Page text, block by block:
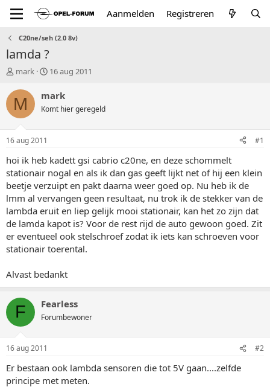
Aanmelden Registreren
C20ne/seh (2.0 8v)
lamda ?
T
p
i
a
r
e
r
mark
S
a
t
u
16 aug 2011
M mark
Komt hier geregeld
16 aug 2011 #1
hoi ik heb kadett gsi cabrio c20ne, en deze schommelt
stationair nogal en als ik dan gas geeft lijkt net of hij een klein
beetje verzuipt en pakt daarna weer goed op. Nu heb ik de
lmm al vervangen geen resultaat, nu trok ik de stekker van de
lambda eruit en liep gelijk mooi stationair, kan het zo zijn dat
de lamda kapot is? Voor de rest rijd de auto gewoon goed. Zit
er eventueel ook stelschroef zodat ik iets kan schroeven voor
stationair toerental.
Alvast bedankt
F Fearless
Forumbewoner
16 aug 2011 #2
Er bestaan ook lambda sensoren die tot 5V gaan....zelfde
principe met meten.